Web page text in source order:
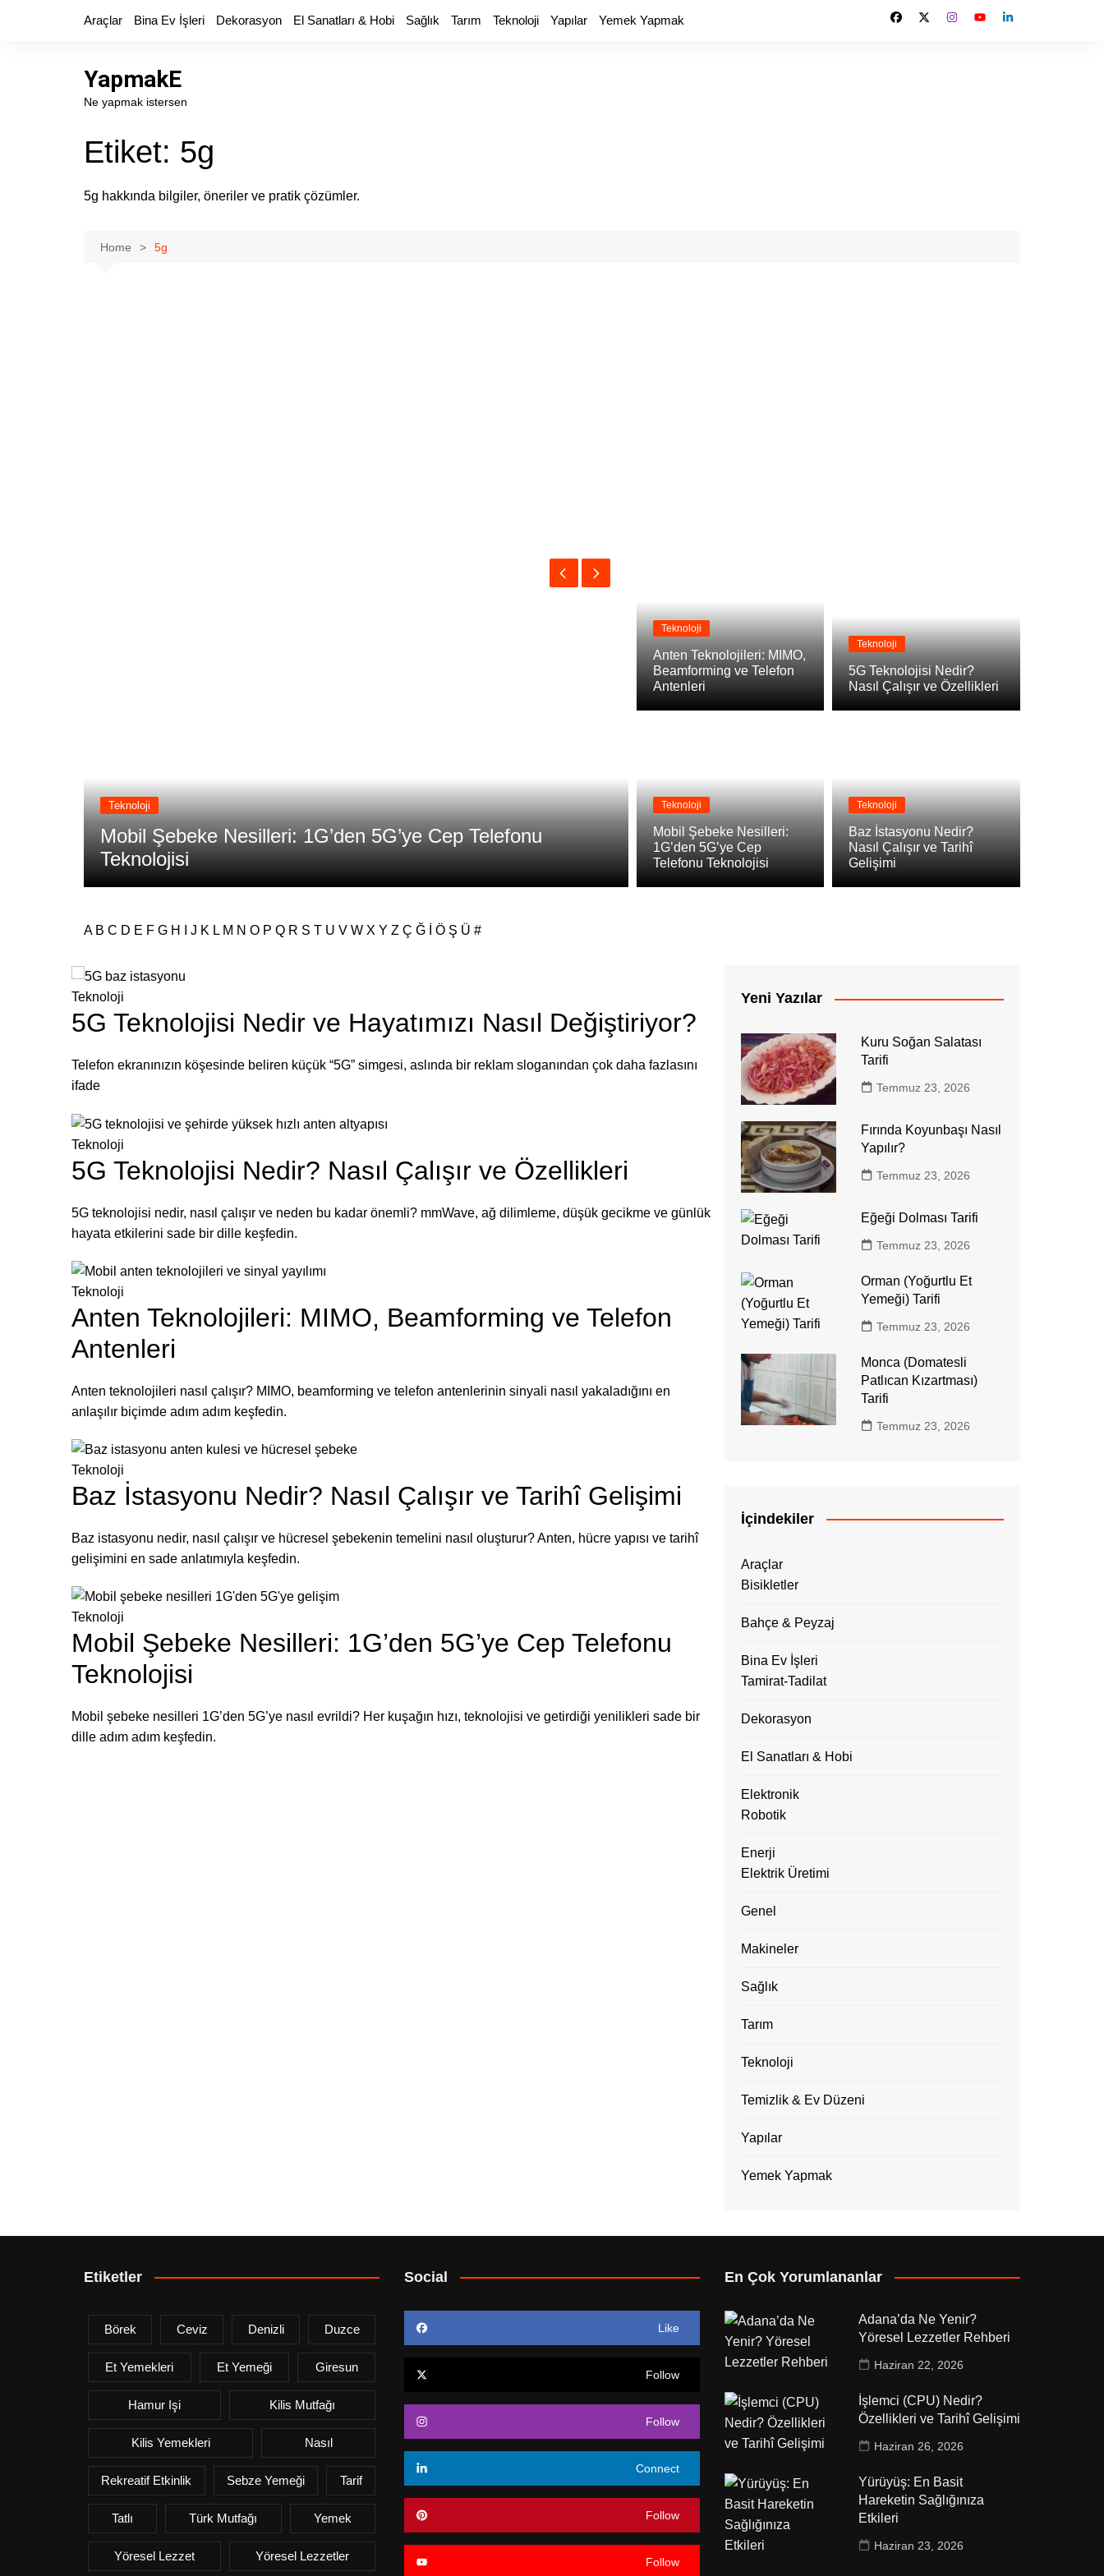
Araçlar Bina Ev İşleri Dekorasyon El Sanatları & Hobi Sağlık Tarım Teknoloji Yapılar Yemek Yapmak
YapmakE
Ne yapmak istersen
Etiket: 5g
5g hakkında bilgiler, öneriler ve pratik çözümler.
Home 5g
Teknoloji
Mobil Şebeke Nesilleri: 1G’den 5G’ye Cep Telefonu
Teknolojisi
Teknoloji
Anten Teknolojileri: MIMO, Beamforming ve Telefon
Antenleri
Teknoloji
Anten Teknolojileri: MIMO,
Beamforming ve Telefon
Antenleri
Teknoloji
5G Teknolojisi Nedir?
Nasıl Çalışır ve Özellikleri
Teknoloji
Mobil Şebeke Nesilleri:
1G’den 5G’ye Cep
Telefonu Teknolojisi
Teknoloji
Baz İstasyonu Nedir?
Nasıl Çalışır ve Tarihî
Gelişimi
A B C D E F G H J K L M N O P Q R S T U V W X Y Z Ç Ğ Ö Ş Ü #
Teknoloji
5G Teknolojisi Nedir ve Hayatımızı Nasıl Değiştiriyor?
Telefon ekranınızın köşesinde beliren küçük “5G” simgesi, aslında bir reklam sloganından çok daha fazlasını
ifade
Teknoloji
5G Teknolojisi Nedir? Nasıl Çalışır ve Özellikleri
5G teknolojisi nedir, nasıl çalışır ve neden bu kadar önemli? mmWave, ağ dilimleme, düşük gecikme ve günlük
hayata etkilerini sade bir dille keşfedin.
Teknoloji
Anten Teknolojileri: MIMO, Beamforming ve Telefon
Antenleri
Anten teknolojileri nasıl çalışır? MIMO, beamforming ve telefon antenlerinin sinyali nasıl yakaladığını en
anlaşılır biçimde adım adım keşfedin.
Teknoloji
Baz İstasyonu Nedir? Nasıl Çalışır ve Tarihî Gelişimi
Baz istasyonu nedir, nasıl çalışır ve hücresel şebekenin temelini nasıl oluşturur? Anten, hücre yapısı ve tarihî
gelişimini en sade anlatımıyla keşfedin.
Teknoloji
Mobil Şebeke Nesilleri: 1G’den 5G’ye Cep Telefonu
Teknolojisi
Mobil şebeke nesilleri 1G’den 5G’ye nasıl evrildi? Her kuşağın hızı, teknolojisi ve getirdiği yenilikleri sade bir
dille adım adım keşfedin.
Yeni Yazılar
Kuru Soğan Salatası
Tarifi
Temmuz 23, 2026
Fırında Koyunbaşı Nasıl
Yapılır?
Temmuz 23, 2026
Eğeği Dolması Tarifi
Temmuz 23, 2026
Orman (Yoğurtlu Et
Yemeği) Tarifi
Temmuz 23, 2026
Monca (Domatesli
Patlıcan Kızartması)
Tarifi
Temmuz 23, 2026
İçindekiler
Araçlar
Bisikletler
Bahçe & Peyzaj
Bina Ev İşleri
Tamirat-Tadilat
Dekorasyon
El Sanatları & Hobi
Elektronik
Robotik
Enerji
Elektrik Üretimi
Genel
Makineler
Sağlık
Tarım
Teknoloji
Temizlik & Ev Düzeni
Yapılar
Yemek Yapmak
Etiketler
Börek Ceviz Denizli Duzce
Et Yemekleri Et Yemeği Giresun
Hamur Işi Kilis Mutfağı
Kilis Yemekleri Nasıl
Rekreatif Etkinlik Sebze Yemeği Tarif
Tatlı Türk Mutfağı Yemek
Yöresel Lezzet Yöresel Lezzetler
Social
Like
Follow
Follow
Connect
Follow
Follow
En Çok Yorumlananlar
Adana’da Ne Yenir?
Yöresel Lezzetler Rehberi
Haziran 22, 2026
İşlemci (CPU) Nedir?
Özellikleri ve Tarihî Gelişimi
Haziran 26, 2026
Yürüyüş: En Basit
Hareketin Sağlığınıza
Etkileri
Haziran 23, 2026